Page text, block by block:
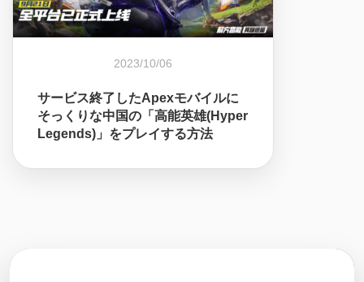
2023/10/06
サービス終了したApexモバイルに
そっくりな中国の「高能英雄(Hyper
Legends)」をプレイする方法